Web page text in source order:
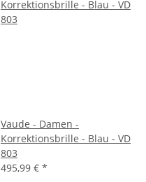
Vaude - Damen -
Korrektionsbrille - Blau - VD
803
495,99 € *